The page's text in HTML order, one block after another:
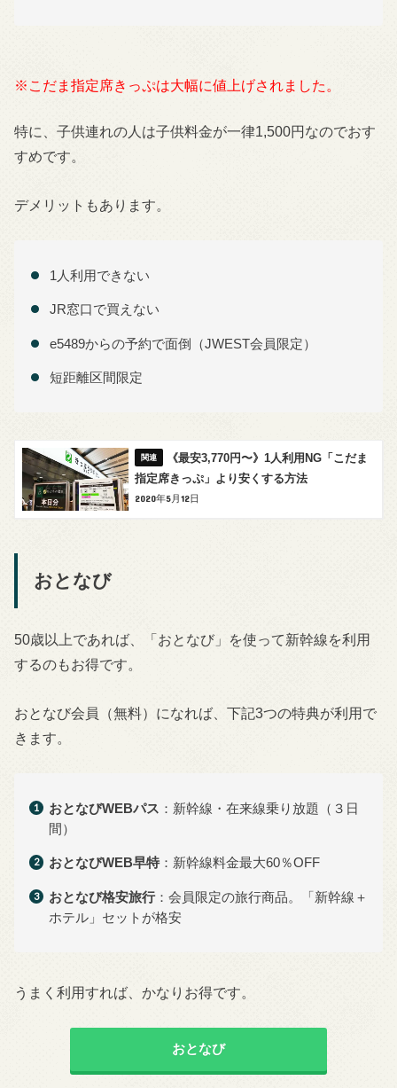
※こだま指定席きっぷは大幅に値上げされました。
特に、子供連れの人は子供料金が一律1,500円なのでおす
すめです。
デメリットもあります。
1人利用できない
JR窓口で買えない
e5489からの予約で面倒（JWEST会員限定）
短距離区間限定
《最安3,770円〜》1人利用NG「こだま
指定席きっぷ」より安くする方法
2020年5月12日
おとなび
50歳以上であれば、「おとなび」を使って新幹線を利用
するのもお得です。
おとなび会員（無料）になれば、下記3つの特典が利用で
きます。
おとなびWEBパス ：新幹線・在来線乗り放題（３日
間）
おとなびWEB早特：新幹線料金最大60％OFF
おとなび格安旅行：会員限定の旅行商品。「新幹線＋
ホテル」セットが格安
うまく利用すれば、かなりお得です。
おとなび